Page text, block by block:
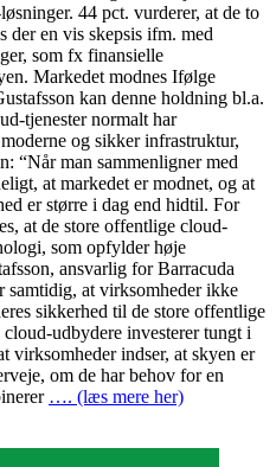
44 pct. vurderer, at de to
der en vis skepsis ifm. med
som fx finansielle
Markedet modnes Ifølge
kan denne holdning bl.a.
tjenester normalt har
og sikker infrastruktur,
“Når man sammenligner med
at markedet er modnet, og at
er større i dag end hidtil. For
at de store offentlige cloud-
som opfylder høje
ansvarlig for Barracuda
at virksomheder ikke
sikkerhed til de store offentlige
udbydere investerer tungt i
virksomheder indser, at skyen er
om de har behov for en
…. (læs mere her)